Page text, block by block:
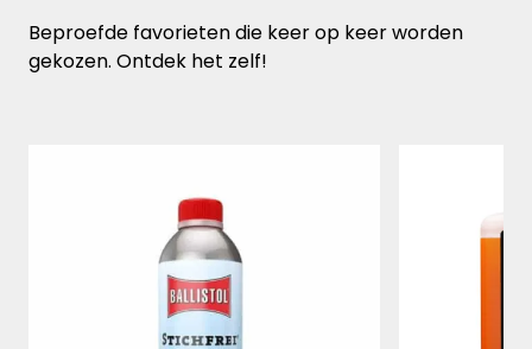
Beproefde favorieten die keer op keer worden
gekozen. Ontdek het zelf!